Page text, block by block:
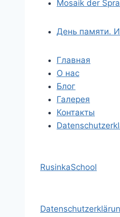
Mosaik der
День памяти.
Главная
О нас
Блог
Галерея
Контакты
RusinkaSchool